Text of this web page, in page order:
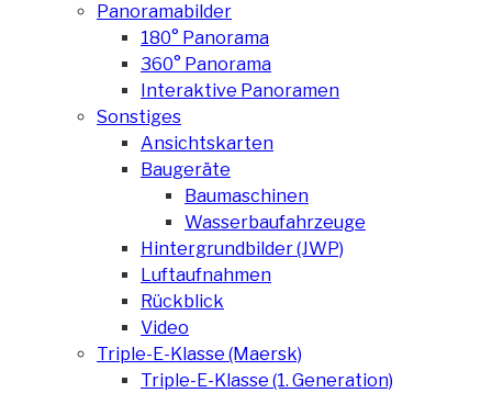
Panoramabilder
180° Panorama
360° Panorama
Interaktive Panoramen
Sonstiges
Ansichtskarten
Baugeräte
Baumaschinen
Wasserbaufahrzeuge
Hintergrundbilder (JWP)
Luftaufnahmen
Rückblick
Video
Triple-E-Klasse (Maersk)
Triple-E-Klasse (1. Generation)